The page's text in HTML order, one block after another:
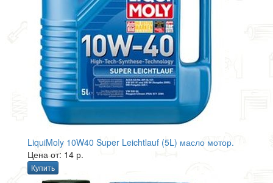
LiquiMoly 10W40 Super Leichtlauf (5L) масло мотор.
Цена от: 14 р.
Купить